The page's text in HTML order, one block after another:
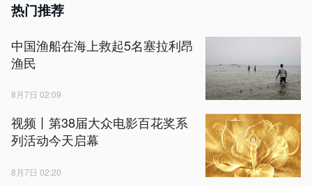
热门推荐
中国渔船在海上救起5名塞拉利昂
渔民
8月7日 02:09
视频丨第38届大众电影百花奖系
列活动今天启幕
8月7日 02:20